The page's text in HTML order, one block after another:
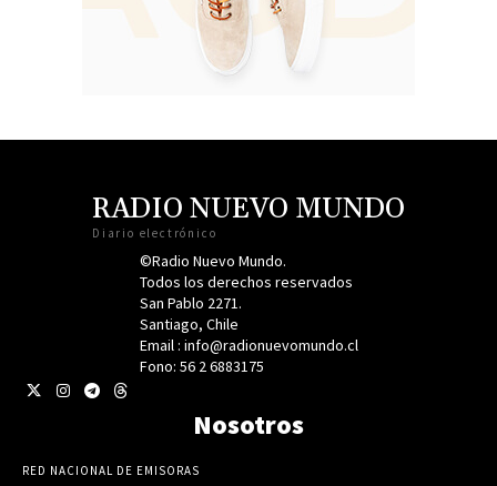
RADIO NUEVO MUNDO
Diario electrónico
©Radio Nuevo Mundo.
Todos los derechos reservados
San Pablo 2271.
Santiago, Chile
Email : info@radionuevomundo.cl
Fono: 56 2 6883175
Nosotros
RED NACIONAL DE EMISORAS